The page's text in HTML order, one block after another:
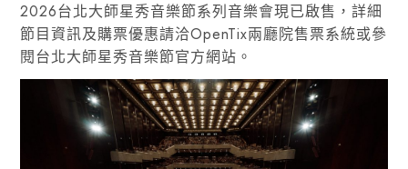
2026台北大師星秀音樂節系列音樂會現已啟售，詳細
節目資訊及購票優惠請洽OpenTix兩廳院售票系統或參
閱台北大師星秀音樂節官方網站。